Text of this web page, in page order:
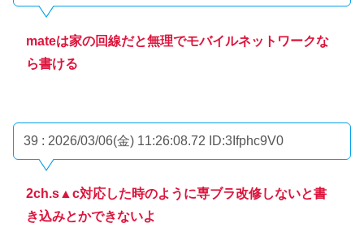
mateは家の回線だと無理でモバイルネットワークな
ら書ける
39 : 2026/03/06(金) 11:26:08.72 ID:3Ifphc9V0
2ch.s▲c対応した時のように専ブラ改修しないと書
き込みとかできないよ